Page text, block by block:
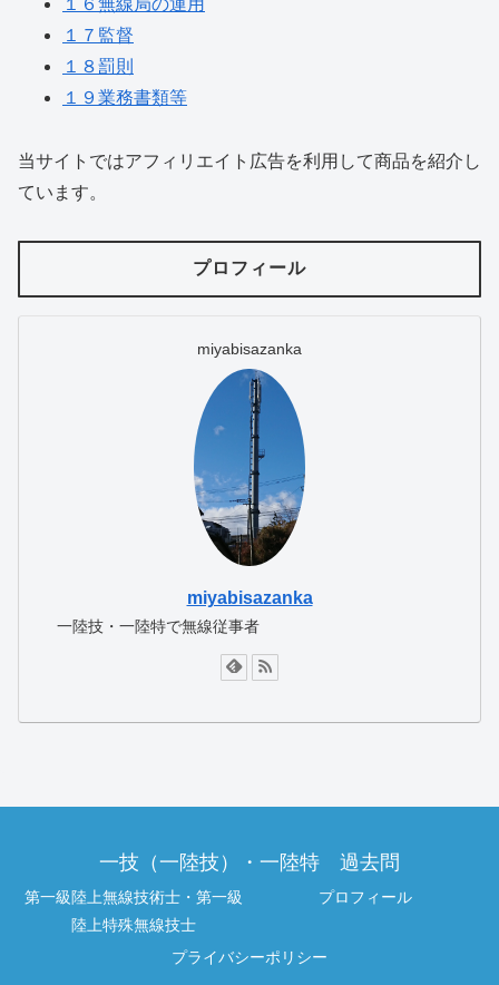
１６無線局の運用
１７監督
１８罰則
１９業務書類等
当サイトではアフィリエイト広告を利用して商品を紹介し
ています。
プロフィール
miyabisazanka
miyabisazanka
一陸技・一陸特で無線従事者
一技（一陸技）・一陸特 過去問
第一級陸上無線技術士・第一級
陸上特殊無線技士
プロフィール
プライバシーポリシー